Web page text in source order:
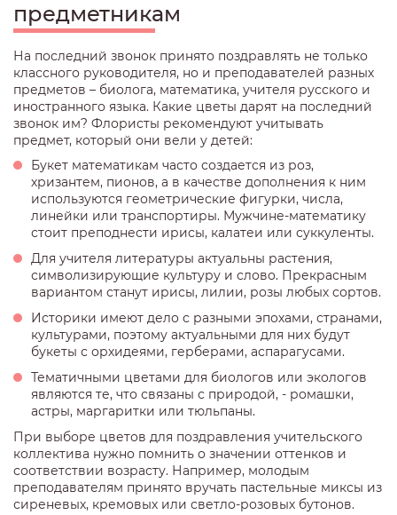
предметникам
На последний звонок принято поздравлять не только
классного руководителя, но и преподавателей разных
предметов – биолога, математика, учителя русского и
иностранного языка. Какие цветы дарят на последний
звонок им? Флористы рекомендуют учитывать
предмет, который они вели у детей:
Букет математикам часто создается из роз,
хризантем, пионов, а в качестве дополнения к ним
используются геометрические фигурки, числа,
линейки или транспортиры. Мужчине-математику
стоит преподнести ирисы, калатеи или суккуленты.
Для учителя литературы актуальны растения,
символизирующие культуру и слово. Прекрасным
вариантом станут ирисы, лилии, розы любых сортов.
Историки имеют дело с разными эпохами, странами,
культурами, поэтому актуальными для них будут
букеты с орхидеями, герберами, аспарагусами.
Тематичными цветами для биологов или экологов
являются те, что связаны с природой, - ромашки,
астры, маргаритки или тюльпаны.
При выборе цветов для поздравления учительского
коллектива нужно помнить о значении оттенков и
соответствии возрасту. Например, молодым
преподавателям принято вручать пастельные миксы из
сиреневых, кремовых или светло-розовых бутонов.